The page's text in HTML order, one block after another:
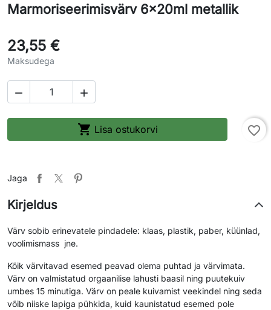
Marmoriseerimisvärv 6x20ml metallik
23,55 €
Maksudega
 
 Lisa ostukorvi favorite_border
Jaga
Kirjeldus
Värv sobib erinevatele pindadele: klaas, plastik, paber, küünlad,
voolimismass jne.
Kõik värvitavad esemed peavad olema puhtad ja värvimata.
Värv on valmistatud orgaanilise lahusti baasil ning puutekuiv
umbes 15 minutiga. Värv on peale kuivamist veekindel ning seda
võib niiske lapiga pühkida, kuid kaunistatud esemed pole